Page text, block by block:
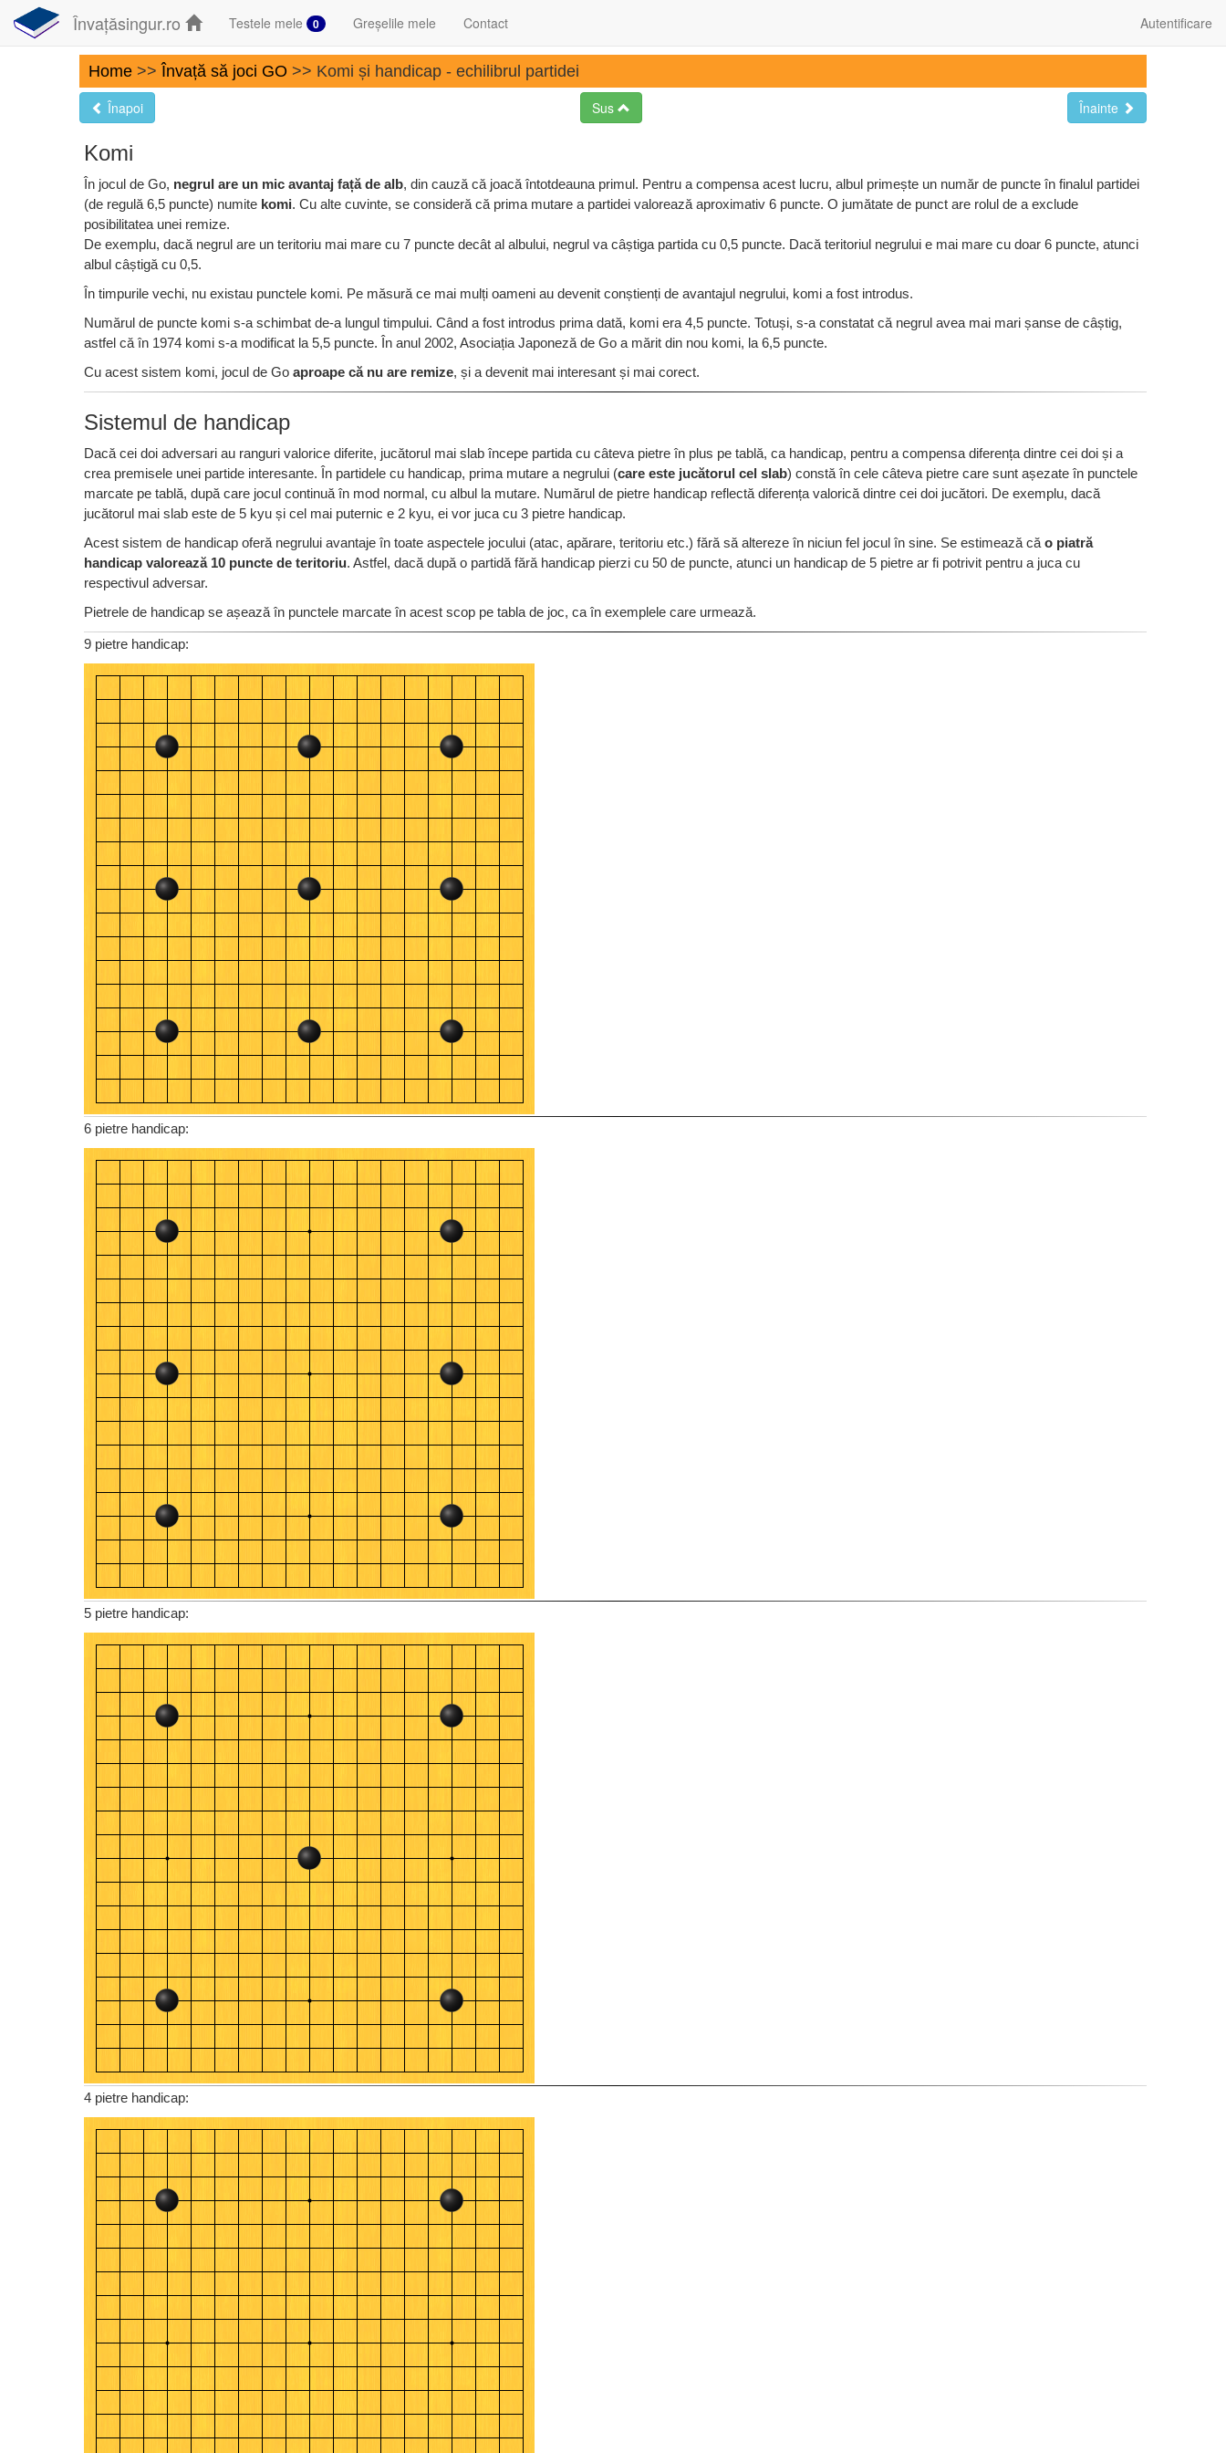
Învațăsingur.ro Testele mele 0 Greșelile mele Contact Autentificare
Home >> Învață să joci GO >> Komi și handicap - echilibrul partidei
Înapoi
Sus Înainte
Komi
În jocul de Go, negrul are un mic avantaj față de alb, din cauză că joacă întotdeauna primul. Pentru a compensa acest lucru, albul primește un număr de puncte în finalul partidei
(de regulă 6,5 puncte) numite komi. Cu alte cuvinte, se consideră că prima mutare a partidei valorează aproximativ 6 puncte. O jumătate de punct are rolul de a exclude
posibilitatea unei remize.
De exemplu, dacă negrul are un teritoriu mai mare cu 7 puncte decât al albului, negrul va câștiga partida cu 0,5 puncte. Dacă teritoriul negrului e mai mare cu doar 6 puncte, atunci
albul câștigă cu 0,5.
În timpurile vechi, nu existau punctele komi. Pe măsură ce mai mulți oameni au devenit conștienți de avantajul negrului, komi a fost introdus.
Numărul de puncte komi s-a schimbat de-a lungul timpului. Când a fost introdus prima dată, komi era 4,5 puncte. Totuși, s-a constatat că negrul avea mai mari șanse de câștig,
astfel că în 1974 komi s-a modificat la 5,5 puncte. În anul 2002, Asociația Japoneză de Go a mărit din nou komi, la 6,5 puncte.
Cu acest sistem komi, jocul de Go aproape că nu are remize, și a devenit mai interesant și mai corect.
Sistemul de handicap
Dacă cei doi adversari au ranguri valorice diferite, jucătorul mai slab începe partida cu câteva pietre în plus pe tablă, ca handicap, pentru a compensa diferența dintre cei doi și a
crea premisele unei partide interesante. În partidele cu handicap, prima mutare a negrului (care este jucătorul cel slab) constă în cele câteva pietre care sunt așezate în punctele
marcate pe tablă, după care jocul continuă în mod normal, cu albul la mutare. Numărul de pietre handicap reflectă diferența valorică dintre cei doi jucători. De exemplu, dacă
jucătorul mai slab este de 5 kyu și cel mai puternic e 2 kyu, ei vor juca cu 3 pietre handicap.
Acest sistem de handicap oferă negrului avantaje în toate aspectele jocului (atac, apărare, teritoriu etc.) fără să altereze în niciun fel jocul în sine. Se estimează că o piatră
handicap valorează 10 puncte de teritoriu. Astfel, dacă după o partidă fără handicap pierzi cu 50 de puncte, atunci un handicap de 5 pietre ar fi potrivit pentru a juca cu
respectivul adversar.
Pietrele de handicap se așează în punctele marcate în acest scop pe tabla de joc, ca în exemplele care urmează.
9 pietre handicap:
6 pietre handicap:
5 pietre handicap:
4 pietre handicap: